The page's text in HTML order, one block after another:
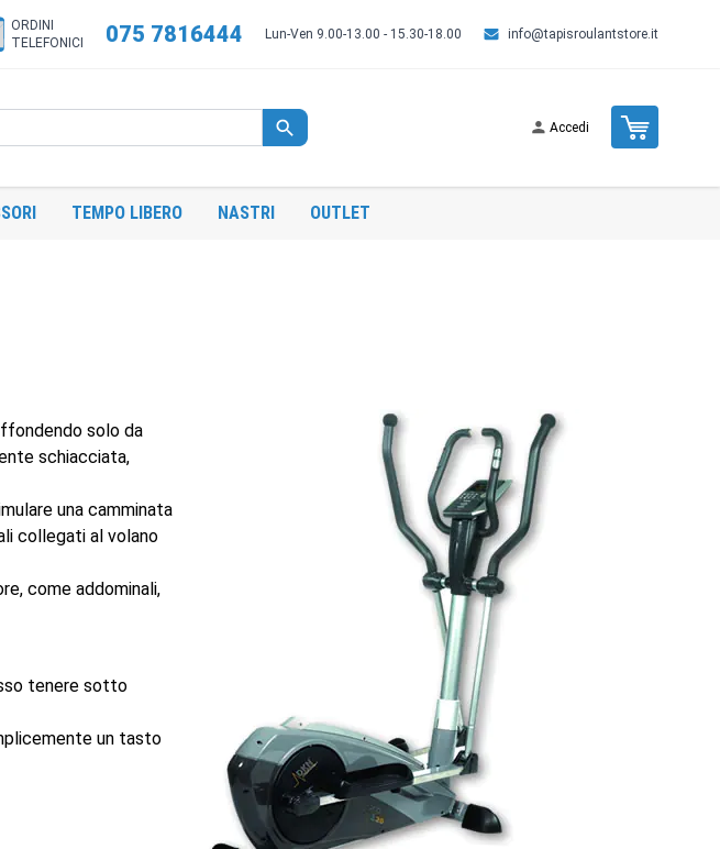
ORDINI
TELEFONICI
075 7816444 Lun-Ven 9.00-13.00 - 15.30-18.00 info@tapisroulantstore.it
Accedi Cart
TEMPO LIBERO NASTRI OUTLET
solo da
schiacciata,
una camminata
collegati al volano
come addominali,
tenere sotto
un tasto